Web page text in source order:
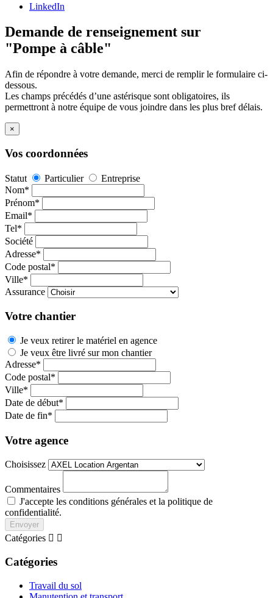
LinkedIn
Demande de renseignement sur
"Pompe à câble"
Afin de répondre à votre demande, merci de remplir le formulaire ci-
dessous.
Les champs précédés d’une astérisque sont obligatoires, ils
permettront à notre équipe de vous joindre dans les plus bref délais.
×
Vos coordonnées
Statut Particulier
Entreprise
Nom*
Prénom*
Email*
Tel*
Société
Adresse*
Code postal*
Ville*
Assurance
Votre chantier
Je veux retirer le matériel en agence
Je veux être livré sur mon chantier
Adresse*
Code postal*
Ville*
Date de début*
Date de fin*
Votre agence
Choisissez
Commentaires
J'accepte les conditions générales et la politique de
confidentialité.
Envoyer
Catégories  
Catégories
Travail du sol